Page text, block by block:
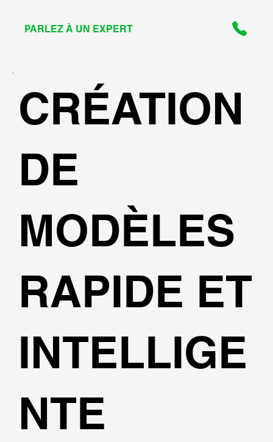
PARLEZ À UN EXPERT
CRÉATION
DE
MODÈLES
RAPIDE ET
INTELLIGE
NTE